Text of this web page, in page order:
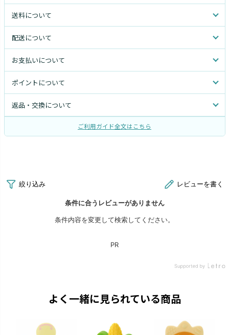
送料について
配送について
お支払いについて
ポイントについて
返品・交換について
ご利用ガイド全文はこちら
よく一緒に見られている商品